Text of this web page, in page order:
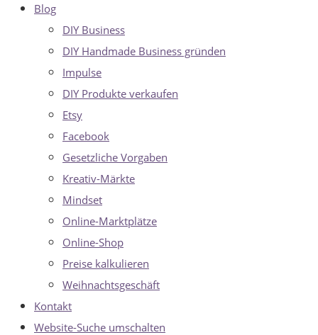
Blog
DIY Business
DIY Handmade Business gründen
Impulse
DIY Produkte verkaufen
Etsy
Facebook
Gesetzliche Vorgaben
Kreativ-Märkte
Mindset
Online-Marktplätze
Online-Shop
Preise kalkulieren
Weihnachtsgeschäft
Kontakt
Website-Suche umschalten